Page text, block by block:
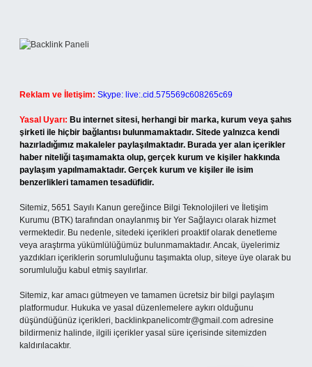
Reklam ve İletişim: Skype: live:.cid.575569c608265c69
Yasal Uyarı: Bu internet sitesi, herhangi bir marka, kurum veya şahıs
şirketi ile hiçbir bağlantısı bulunmamaktadır. Sitede yalnızca kendi
hazırladığımız makaleler paylaşılmaktadır. Burada yer alan içerikler
haber niteliği taşımamakta olup, gerçek kurum ve kişiler hakkında
paylaşım yapılmamaktadır. Gerçek kurum ve kişiler ile isim
benzerlikleri tamamen tesadüfidir.
Sitemiz, 5651 Sayılı Kanun gereğince Bilgi Teknolojileri ve İletişim
Kurumu (BTK) tarafından onaylanmış bir Yer Sağlayıcı olarak hizmet
vermektedir. Bu nedenle, sitedeki içerikleri proaktif olarak denetleme
veya araştırma yükümlülüğümüz bulunmamaktadır. Ancak, üyelerimiz
yazdıkları içeriklerin sorumluluğunu taşımakta olup, siteye üye olarak bu
sorumluluğu kabul etmiş sayılırlar.
Sitemiz, kar amacı gütmeyen ve tamamen ücretsiz bir bilgi paylaşım
platformudur. Hukuka ve yasal düzenlemelere aykırı olduğunu
düşündüğünüz içerikleri, backlinkpanelicomtr@gmail.com adresine
bildirmeniz halinde, ilgili içerikler yasal süre içerisinde sitemizden
kaldırılacaktır.